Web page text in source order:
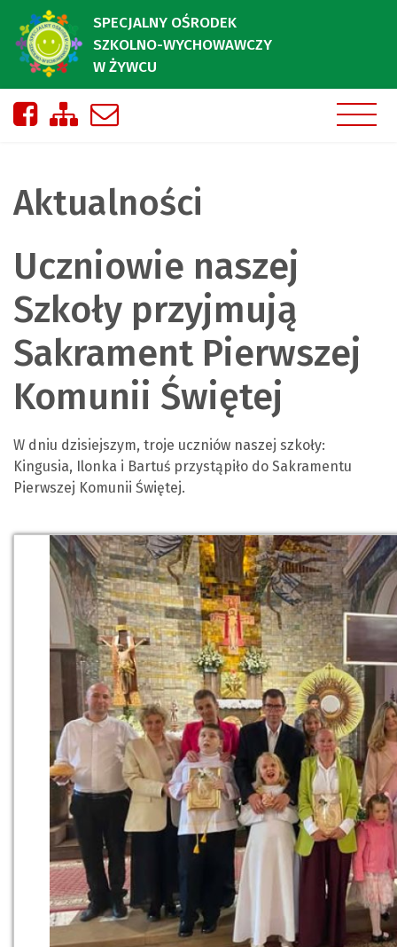
SPECJALNY OŚRODEK
SZKOLNO-WYCHOWAWCZY
W ŻYWCU
Nasza strona na Facebooku
Zobacz mapę strony
Aktualności
Uczniowie naszej
Szkoły przyjmują
Sakrament Pierwszej
Komunii Świętej
W dniu dzisiejszym, troje uczniów naszej szkoły:
Kingusia, Ilonka i Bartuś przystąpiło do Sakramentu
Pierwszej Komunii Świętej.